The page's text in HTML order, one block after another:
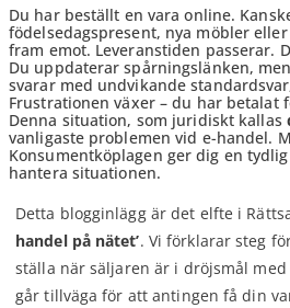
Du har beställt en vara online.
födelsedagspresent, nya möbler
fram emot. Leveranstiden passerar.
Du uppdaterar spårningslänken,
svarar med undvikande
Frustrationen växer – du har betalat
Denna situation, som juridiskt kallas
vanligaste problemen vid e-handel.
Konsumentköplagen ger dig en
hantera situationen.
Detta blogginlägg är det elfte i
handel på nätet’. Vi förklarar steg
ställa när säljaren är i dröjsmål
går tillväga för att antingen få din